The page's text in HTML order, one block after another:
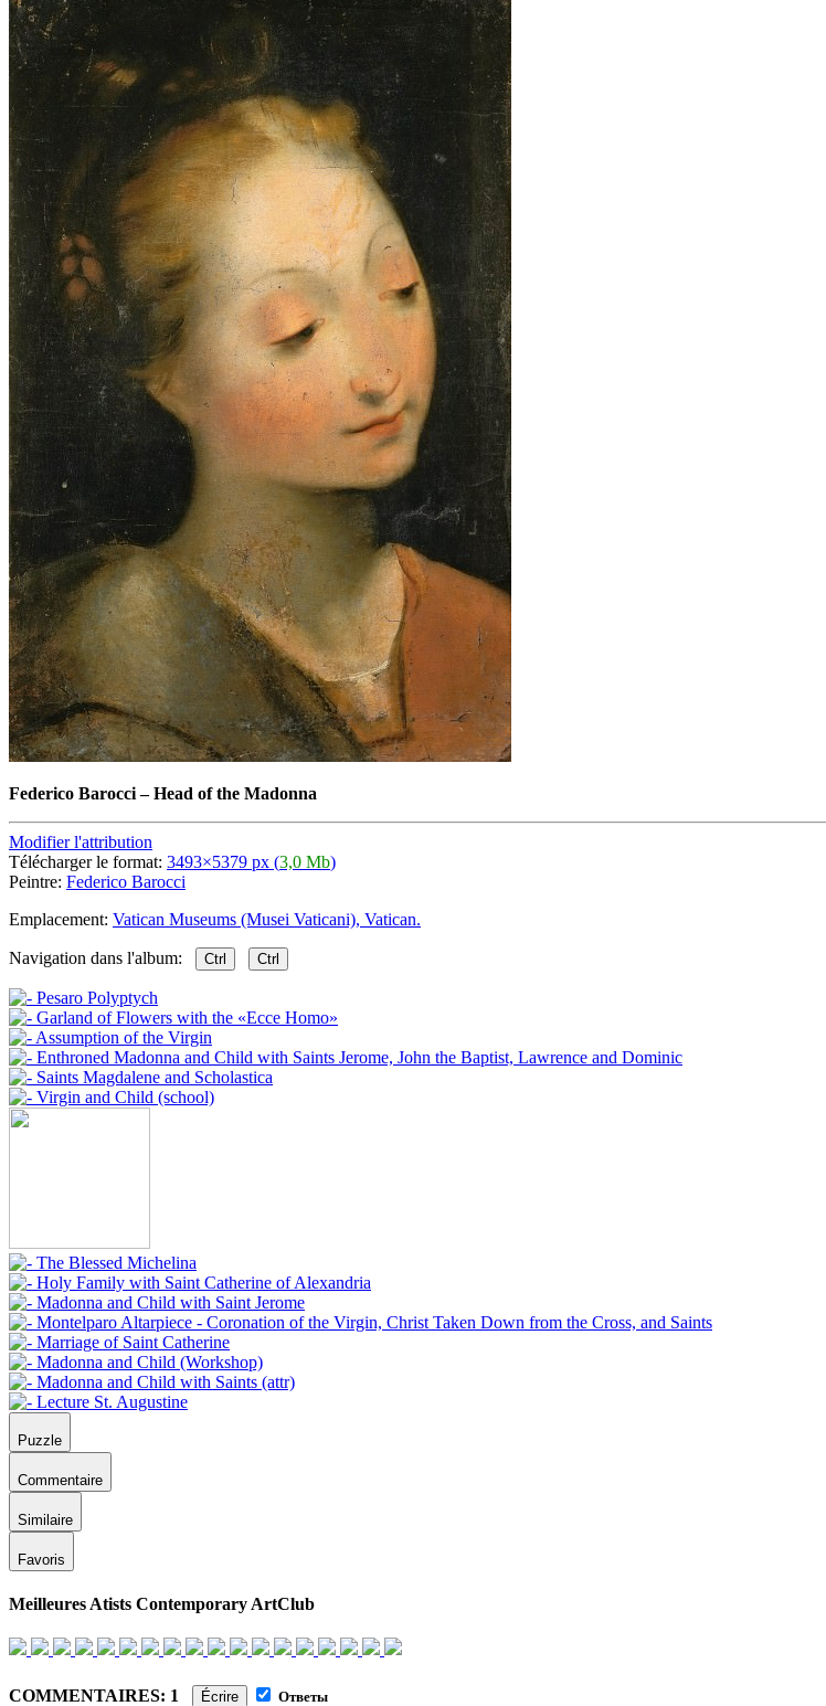
Federico Barocci–Head of the Madonna
Modifier l'attribution
Télécharger le format: 3493×5379 px (3,0 Mb)
Peintre: Federico Barocci
Emplacement: Vatican Museums (Musei Vaticani), Vatican.
Navigation dans l'album: Ctrl Ctrl
Puzzle
Commentaire
Similaire
Favoris
Meilleures Atists Contemporary ArtClub
COMMENTAIRES: 1 Écrire Ответы